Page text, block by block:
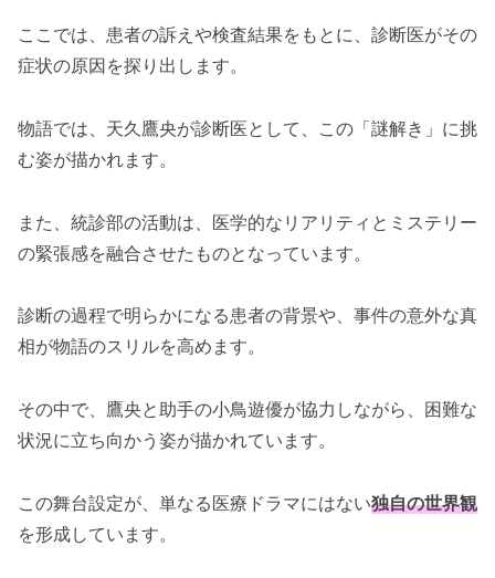
ここでは、患者の訴えや検査結果をもとに、診断医がその
症状の原因を探り出します。
物語では、天久鷹央が診断医として、この「謎解き」に挑
む姿が描かれます。
また、統診部の活動は、医学的なリアリティとミステリー
の緊張感を融合させたものとなっています。
診断の過程で明らかになる患者の背景や、事件の意外な真
相が物語のスリルを高めます。
その中で、鷹央と助手の小鳥遊優が協力しながら、困難な
状況に立ち向かう姿が描かれています。
この舞台設定が、単なる医療ドラマにはない独自の世界観
を形成しています。